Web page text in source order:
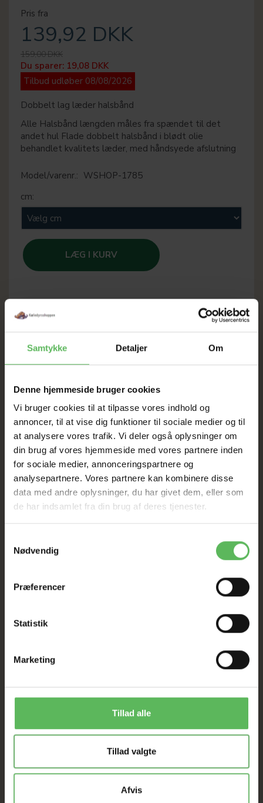
Samtykke Detaljer Om
Denne hjemmeside bruger cookies
Vi bruger cookies til at tilpasse vores indhold og
annoncer, til at vise dig funktioner til sociale medier og til
at analysere vores trafik. Vi deler også oplysninger om
din brug af vores hjemmeside med vores partnere inden
for sociale medier, annonceringspartnere og
analysepartnere. Vores partnere kan kombinere disse
data med andre oplysninger, du har givet dem, eller som
de har indsamlet fra din brug af deres tjenester.
Nødvendig
Præferencer
Statistik
Marketing
Tillad alle
Tillad valgte
Afvis
Pris fra
139,92 DKK
159,00 DKK
Du sparer: 19,08 DKK
Tilbud udløber 08/08/2026
Dobbelt lag læder halsbånd
Alle Halsbånd længden måles fra spændet til det
andet hul Flade dobbelt halsbånd i blødt olie
behandlet kvalitets læder, med håndsyede afslutning
Model/varenr.: WSHOP-1785
cm:
LÆG I KURV
SOMMER
UDSALG
TIL D. 8 AUGUST
HELE WEBSHOPPEN ER
SAT NED
Tilbud GÆLDER IKKE